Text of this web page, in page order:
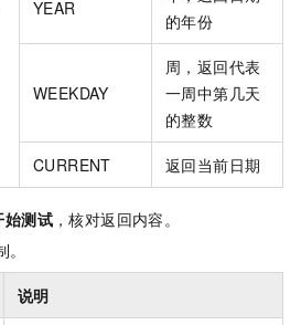
YEAR
的年份
WEEKDAY
周，返回代表
一周中第几天
的整数
CURRENT 返回当前日期
始测试 ，核对返回内容。
说明